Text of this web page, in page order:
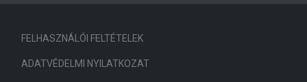
FELHASZNÁLÓI FELTÉTELEK
ADATVÉDELMI NYILATKOZAT